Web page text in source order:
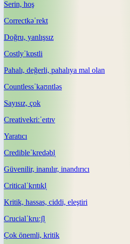
Serin, hoş
Correctkəˈrekt
Doğru, yanlışsız
Costlyˈkɒstli
Pahalı, değerli, pahalıya mal olan
Countlessˈkaʊntləs
Sayısız, çok
Creativekriːˈeɪtɪv
Yaratıcı
Credibleˈkredəbl̩
Güvenilir, inanılır, inandırıcı
Criticalˈkrɪtɪkl̩
Kritik, hassas, ciddi, eleştiri
Crucialˈkruːʃl̩
Çok önemli, kritik